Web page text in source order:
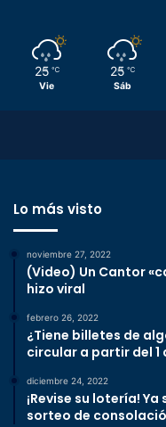
25 ℃
Vie
25 ℃
Sáb
Lo más visto
noviembre 27, 2022
(Video) Un Cantor
hizo viral
febrero 26, 2022
¿Tiene billetes de
circular a partir del 1
diciembre 24, 2022
¡Revise su lotería!
sorteo de